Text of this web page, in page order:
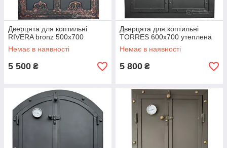
Дверцята для коптильні
RIVERA bronz 500x700
Немає в наявності
5 500 ₴
Дверцята для коптильні
TORRES 600x700 утеплена
Немає в наявності
5 800 ₴